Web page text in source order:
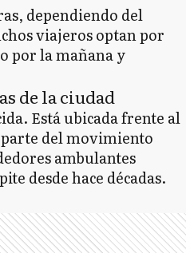
dependiendo del
viajeros optan por
por la mañana y
de la ciudad
Está ubicada frente al
del movimiento
ambulantes
desde hace décadas.